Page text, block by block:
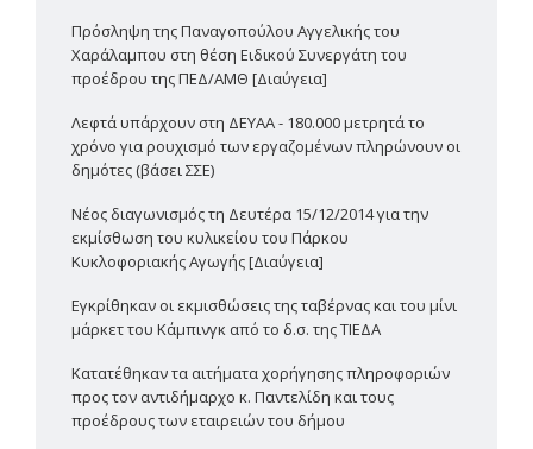
Πρόσληψη της Παναγοπούλου Αγγελικής του
Χαράλαμπου στη θέση Ειδικού Συνεργάτη του
προέδρου της ΠΕΔ/ΑΜΘ [Διαύγεια]
Λεφτά υπάρχουν στη ΔΕΥΑΑ - 180.000 μετρητά το
χρόνο για ρουχισμό των εργαζομένων πληρώνουν οι
δημότες (βάσει ΣΣΕ)
Νέος διαγωνισμός τη Δευτέρα 15/12/2014 για την
εκμίσθωση του κυλικείου του Πάρκου
Κυκλοφοριακής Αγωγής [Διαύγεια]
Εγκρίθηκαν οι εκμισθώσεις της ταβέρνας και του μίνι
μάρκετ του Κάμπινγκ από το δ.σ. της ΤΙΕΔΑ
Κατατέθηκαν τα αιτήματα χορήγησης πληροφοριών
προς τον αντιδήμαρχο κ. Παντελίδη και τους
προέδρους των εταιρειών του δήμου